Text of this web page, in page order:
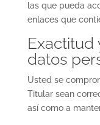
las que pueda
enlaces que
Exactitud
datos
Usted se
Titular sean
así como a